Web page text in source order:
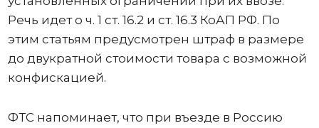
Речь идет о ч. 1 ст. 16.2 и ст. 16.3 КоАП РФ. По
этим статьям предусмотрен штраф в размере
до двукратной стоимости товара с возможной
конфискацией.
ФТС напоминает, что при въезде в Россию